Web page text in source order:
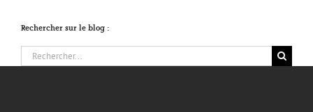
Rechercher sur le blog :
Rechercher: